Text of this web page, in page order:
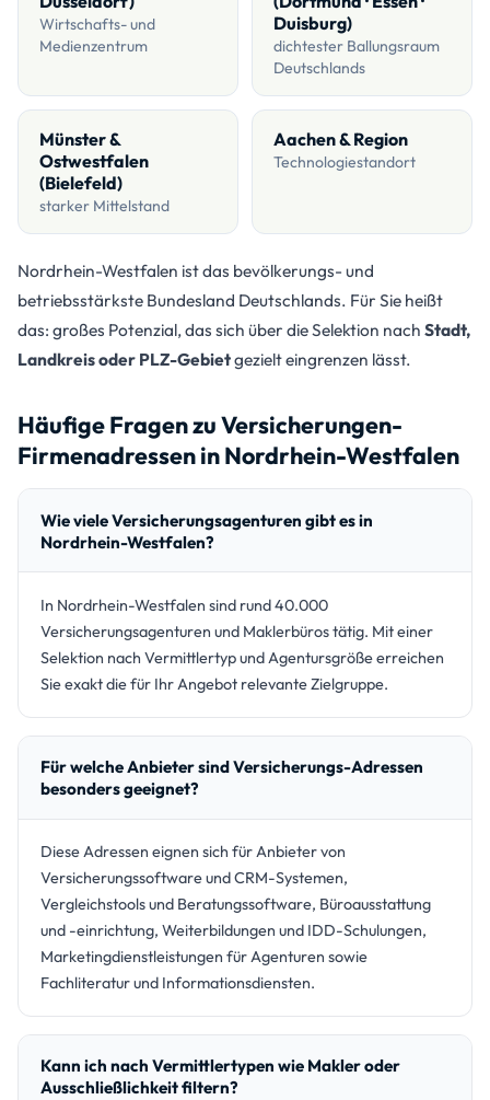
Wirtschafts- und
Medienzentrum
Duisburg)
dichtester Ballungsraum
Deutschlands
Münster &
Ostwestfalen
(Bielefeld)
starker Mittelstand
Aachen & Region
Technologiestandort
Nordrhein-Westfalen ist das bevölkerungs- und
betriebsstärkste Bundesland Deutschlands. Für Sie heißt
das: großes Potenzial, das sich über die Selektion nach Stadt,
Landkreis oder PLZ-Gebietgezielt eingrenzen lässt.
Häufige Fragen zu Versicherungen-
Firmenadressen in Nordrhein-Westfalen
Wie viele Versicherungsagenturen gibt es in
Nordrhein-Westfalen?
In Nordrhein-Westfalen sind rund 40.000
Versicherungsagenturen und Maklerbüros tätig. Mit einer
Selektion nach Vermittlertyp und Agentursgröße erreichen
Sie exakt die für Ihr Angebot relevante Zielgruppe.
Für welche Anbieter sind Versicherungs-Adressen
besonders geeignet?
Diese Adressen eignen sich für Anbieter von
Versicherungssoftware und CRM-Systemen,
Vergleichstools und Beratungssoftware, Büroausstattung
und -einrichtung, Weiterbildungen und IDD-Schulungen,
Marketingdienstleistungen für Agenturen sowie
Fachliteratur und Informationsdiensten.
Kann ich nach Vermittlertypen wie Makler oder
Ausschließlichkeit filtern?